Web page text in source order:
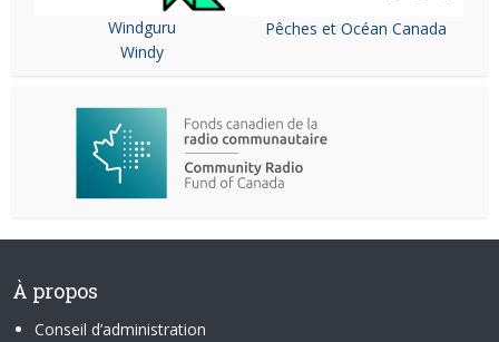
Windguru
Windy
Pêches et Océan Canada
À propos
Conseil d’administration